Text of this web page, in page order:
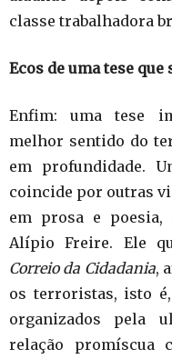
classe trabalhadora
Ecos de uma tese que
Enfim: uma tese
melhor sentido do
em profundidade.
coincide por outras
em prosa e
Alípio Freire. Ele
Correio da Cidadania,
os terroristas, isto
organizados pela
relação promíscua